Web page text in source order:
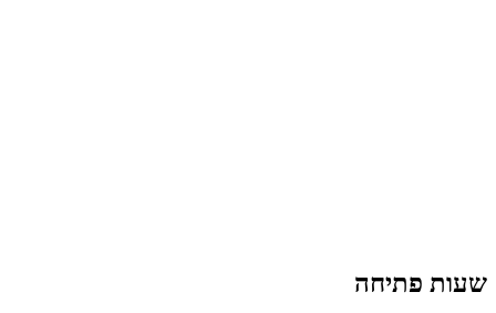
שעות פתיחה